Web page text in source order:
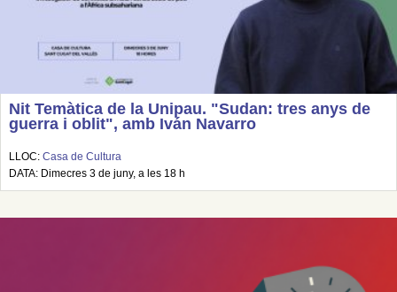
Nit Temàtica de la Unipau. "Sudan: tres anys de
guerra i oblit", amb Iván Navarro
LLOC: Casa de Cultura
DATA: Dimecres 3 de juny, a les 18 h